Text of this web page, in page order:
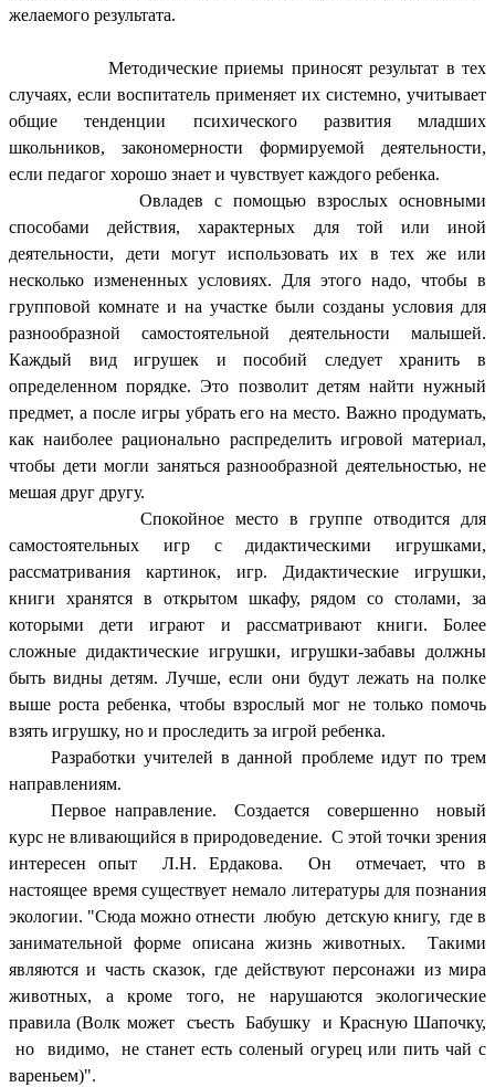
желаемого результата.
Методические приемы приносят результат в тех
случаях, если воспитатель применяет их системно, учитывает
общие тенденции психического развития младших
школьников, закономерности формируемой деятельности,
если педагог хорошо знает и чувствует каждого ребенка.
Овладев с помощью взрослых основными
способами действия, характерных для той или иной
деятельности, дети могут использовать их в тех же или
несколько измененных условиях. Для этого надо, чтобы в
групповой комнате и на участке были созданы условия для
разнообразной самостоятельной деятельности малышей.
Каждый вид игрушек и пособий следует хранить в
определенном порядке. Это позволит детям найти нужный
предмет, а после игры убрать его на место. Важно продумать,
как наиболее рационально распределить игровой материал,
чтобы дети могли заняться разнообразной деятельностью, не
мешая друг другу.
Спокойное место в группе отводится для
самостоятельных игр с дидактическими игрушками,
рассматривания картинок, игр. Дидактические игрушки,
книги хранятся в открытом шкафу, рядом со столами, за
которыми дети играют и рассматривают книги. Более
сложные дидактические игрушки, игрушки-забавы должны
быть видны детям. Лучше, если они будут лежать на полке
выше роста ребенка, чтобы взрослый мог не только помочь
взять игрушку, но и проследить за игрой ребенка.
Разработки учителей в данной проблеме идут по трем
направлениям.
Первое направление. Создается совершенно новый
курс не вливающийся в природоведение. С этой точки зрения
интересен опыт Л.Н. Ердакова. Он отмечает, что в
настоящее время существует немало литературы для познания
экологии. "Сюда можно отнести любую детскую книгу, где в
занимательной форме описана жизнь животных. Такими
являются и часть сказок, где действуют персонажи из мира
животных, а кроме того, не нарушаются экологические
правила (Волк может съесть Бабушку и Красную Шапочку,
но видимо, не станет есть соленый огурец или пить чай с
вареньем)".